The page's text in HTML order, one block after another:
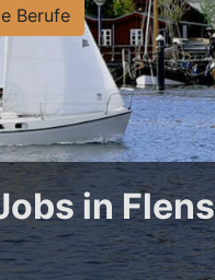
Berufe
in